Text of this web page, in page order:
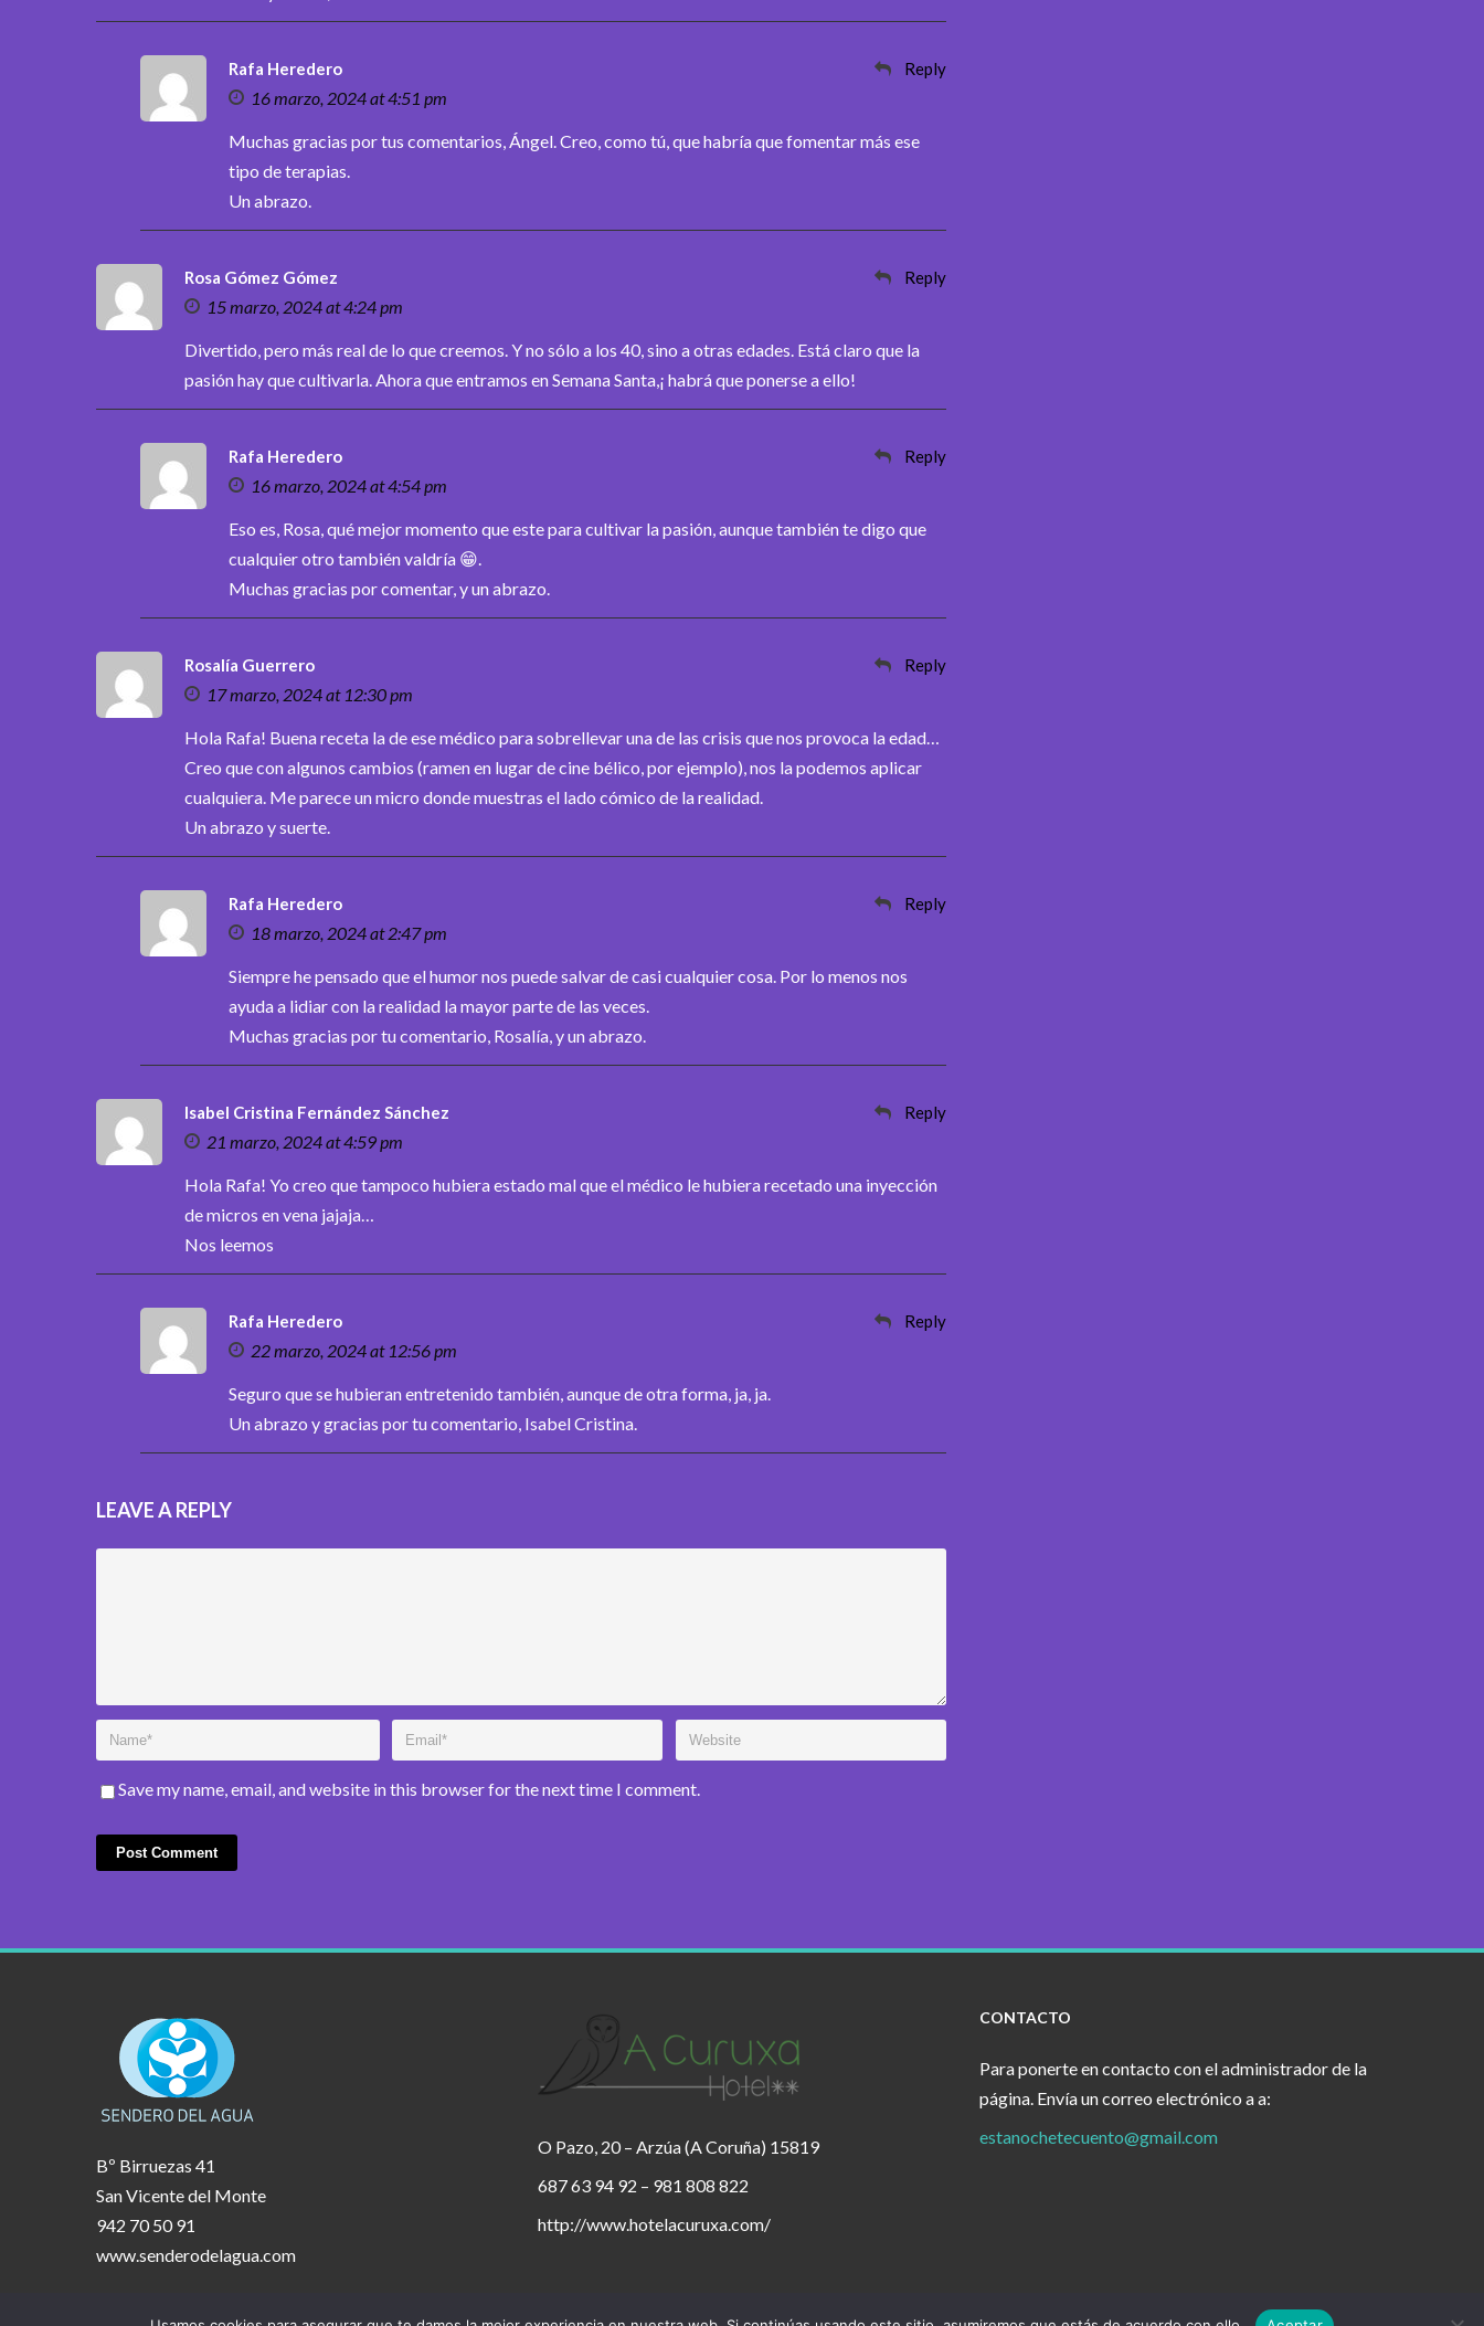
Rafa Heredero
16 marzo, 2024 at 4:51 pm
Reply
Muchas gracias por tus comentarios, Ángel. Creo, como tú, que habría que fomentar más ese
tipo de terapias.
Un abrazo.
Rosa Gómez Gómez
15 marzo, 2024 at 4:24 pm
Reply
Divertido, pero más real de lo que creemos. Y no sólo a los 40, sino a otras edades. Está claro que la
pasión hay que cultivarla. Ahora que entramos en Semana Santa,¡ habrá que ponerse a ello!
Rafa Heredero
16 marzo, 2024 at 4:54 pm
Reply
Eso es, Rosa, qué mejor momento que este para cultivar la pasión, aunque también te digo que
cualquier otro también valdría 😁.
Muchas gracias por comentar, y un abrazo.
Rosalía Guerrero
17 marzo, 2024 at 12:30 pm
Reply
Hola Rafa! Buena receta la de ese médico para sobrellevar una de las crisis que nos provoca la edad…
Creo que con algunos cambios (ramen en lugar de cine bélico, por ejemplo), nos la podemos aplicar
cualquiera. Me parece un micro donde muestras el lado cómico de la realidad.
Un abrazo y suerte.
Rafa Heredero
18 marzo, 2024 at 2:47 pm
Reply
Siempre he pensado que el humor nos puede salvar de casi cualquier cosa. Por lo menos nos
ayuda a lidiar con la realidad la mayor parte de las veces.
Muchas gracias por tu comentario, Rosalía, y un abrazo.
Isabel Cristina Fernández Sánchez
21 marzo, 2024 at 4:59 pm
Reply
Hola Rafa! Yo creo que tampoco hubiera estado mal que el médico le hubiera recetado una inyección
de micros en vena jajaja…
Nos leemos
Rafa Heredero
22 marzo, 2024 at 12:56 pm
Reply
Seguro que se hubieran entretenido también, aunque de otra forma, ja, ja.
Un abrazo y gracias por tu comentario, Isabel Cristina.
LEAVE A REPLY
Save my name, email, and website in this browser for the next time I comment.
Bº Birruezas 41
San Vicente del Monte
942 70 50 91
www.senderodelagua.com
O Pazo, 20 – Arzúa (A Coruña) 15819
687 63 94 92 – 981 808 822
http://www.hotelacuruxa.com/
CONTACTO
Para ponerte en contacto con el administrador de la
página. Envía un correo electrónico a a:
estanochetecuento@gmail.com